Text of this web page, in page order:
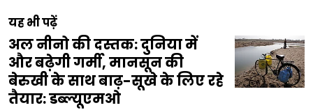
यह भी पढ़ें
अल नीनो की दस्तक: दुनिया में
और बढ़ेगी गर्मी, मानसून की
बेरुखी के साथ बाढ़-सूखे के लिए रहे
तैयार: डब्ल्यूएमओ